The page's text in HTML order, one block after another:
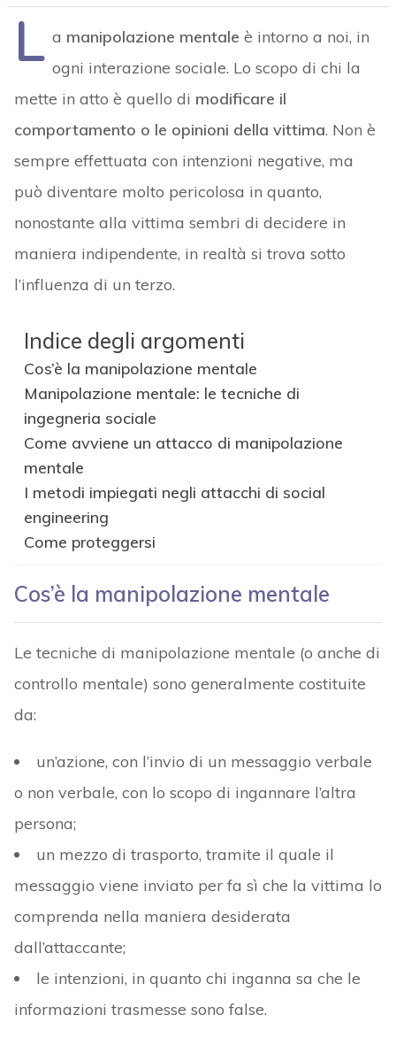
L a manipolazione mentale è intorno a noi, in
ogni interazione sociale. Lo scopo di chi la
mette in atto è quello di modificare il
comportamento o le opinioni della vittima. Non è
sempre effettuata con intenzioni negative, ma
può diventare molto pericolosa in quanto,
nonostante alla vittima sembri di decidere in
maniera indipendente, in realtà si trova sotto
l’influenza di un terzo.
Indice degli argomenti
Cos’è la manipolazione mentale
Manipolazione mentale: le tecniche di
ingegneria sociale
Come avviene un attacco di manipolazione
mentale
I metodi impiegati negli attacchi di social
engineering
Come proteggersi
Cos’è la manipolazione mentale
Le tecniche di manipolazione mentale (o anche di
controllo mentale) sono generalmente costituite
da:
un’azione, con l’invio di un messaggio verbale
o non verbale, con lo scopo di ingannare l’altra
persona;
un mezzo di trasporto, tramite il quale il
messaggio viene inviato per fa sì che la vittima lo
comprenda nella maniera desiderata
dall’attaccante;
le intenzioni, in quanto chi inganna sa che le
informazioni trasmesse sono false.